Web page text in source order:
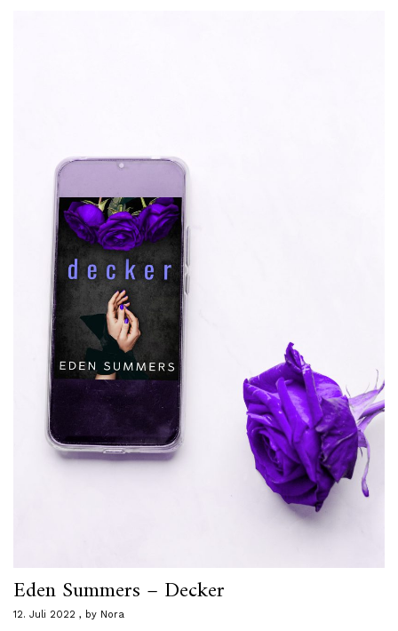
Eden Summers – Decker
12. Juli 2022 by Nora